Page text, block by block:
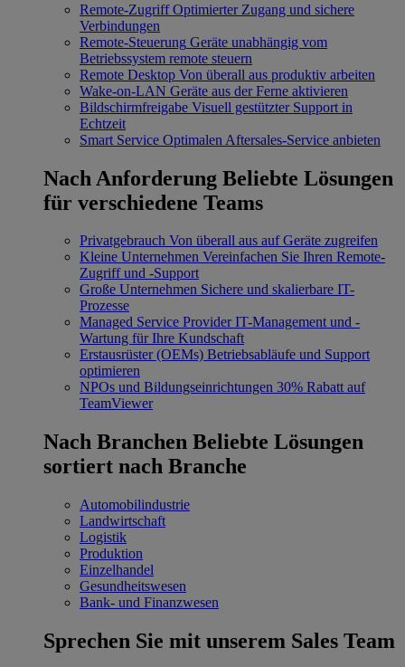
Remote-Zugriff Optimierter Zugang und sichere
Verbindungen
Remote-Steuerung Geräte unabhängig vom
Betriebssystem remote steuern
Remote Desktop Von überall aus produktiv arbeiten
Wake-on-LAN Geräte aus der Ferne aktivieren
Bildschirmfreigabe Visuell gestützter Support in
Echtzeit
Smart Service Optimalen Aftersales-Service anbieten
Nach Anforderung Beliebte Lösungen
für verschiedene Teams
Privatgebrauch Von überall aus auf Geräte zugreifen
Kleine Unternehmen Vereinfachen Sie Ihren Remote-
Zugriff und -Support
Große Unternehmen Sichere und skalierbare IT-
Prozesse
Managed Service Provider IT-Management und -
Wartung für Ihre Kundschaft
Erstausrüster (OEMs) Betriebsabläufe und Support
optimieren
NPOs und Bildungseinrichtungen 30% Rabatt auf
TeamViewer
Nach Branchen Beliebte Lösungen
sortiert nach Branche
Automobilindustrie
Landwirtschaft
Logistik
Produktion
Einzelhandel
Gesundheitswesen
Bank- und Finanzwesen
Sprechen Sie mit unserem Sales Team